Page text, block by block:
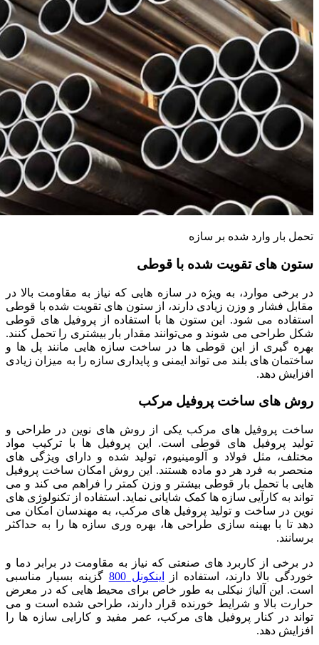
تحمل بار وارد شده بر سازه
ستون های تقویت شده با قوطی
در برخی موارد، به ویژه در سازه‌ هایی که نیاز به مقاومت بالا در
مقابل فشار و وزن زیادی دارند، از ستون‌ های تقویت شده با قوطی
استفاده می‌ شود. این ستون‌ ها با استفاده از پروفیل‌ های قوطی
شکل طراحی می‌ شوند و می‌توانند مقدار بار بیشتری را تحمل کنند.
بهره‌ گیری از این قوطی‌ ها در ساخت سازه‌ هایی مانند پل‌ ها و
ساختمان‌ های بلند می‌ تواند ایمنی و پایداری سازه را به میزان زیادی
افزایش دهد.
روش‌ های ساخت پروفیل مرکب
ساخت پروفیل‌ های مرکب یکی از روش‌ های نوین در طراحی و
تولید پروفیل‌ های قوطی است. این پروفیل‌ ها با ترکیب مواد
مختلف، مثل فولاد و آلومینیوم، تولید شده و دارای ویژگی‌ های
منحصر به فرد هر دو ماده هستند. این روش امکان ساخت پروفیل‌
هایی با تحمل بار قوطی بیشتر و وزن کمتر را فراهم می‌ کند و می‌
تواند به کارآیی سازه‌ ها کمک شایانی نماید. استفاده از تکنولوژی‌ های
نوین در ساخت و تولید پروفیل‌ های مرکب، به مهندسان امکان می‌
دهد تا با بهینه‌ سازی طراحی‌ ها، بهره‌ وری سازه‌ ها را به حداکثر
برسانند.
در برخی از کاربرد های صنعتی که نیاز به مقاومت در برابر دما و
خوردگی بالا دارند، استفاده از
اینکونل 800
گزینه بسیار مناسبی
است. این آلیاژ نیکلی به طور خاص برای محیط‌ هایی که در معرض
حرارت بالا و شرایط خورنده قرار دارند، طراحی شده است و می‌
تواند در کنار پروفیل‌ های مرکب، عمر مفید و کارایی سازه‌ ها را
افزایش دهد.